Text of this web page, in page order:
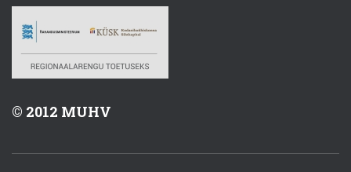
© 2012 MUHV